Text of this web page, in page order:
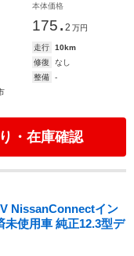
本体価格
175. 2 万円
走行
10km
修復
なし
整備
-
・在庫確認
NissanConnectイン
未使用車 純正12.3型デ